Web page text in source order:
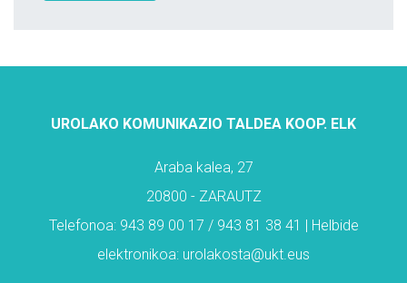
UROLAKO KOMUNIKAZIO TALDEA KOOP. ELK
Araba kalea, 27
20800 - ZARAUTZ
Telefonoa: 943 89 00 17 / 943 81 38 41 | Helbide
elektronikoa: urolakosta@ukt.eus